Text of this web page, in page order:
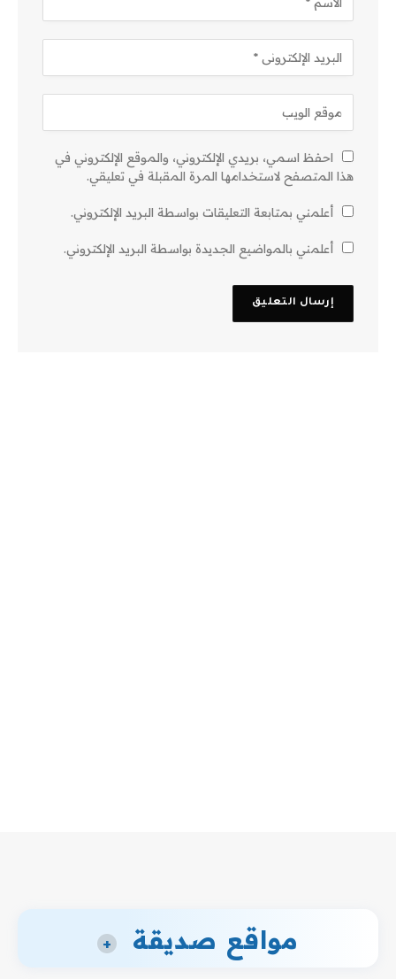
احفظ اسمي، بريدي الإلكتروني، والموقع الإلكتروني في
هذا المتصفح لاستخدامها المرة المقبلة في تعليقي.
أعلمني بمتابعة التعليقات بواسطة البريد الإلكتروني.
أعلمني بالمواضيع الجديدة بواسطة البريد الإلكتروني.
مواقع صديقة +